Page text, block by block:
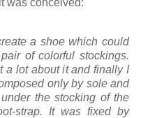
was conceived:
a shoe which could
of colorful stockings.
a lot about it and finally I
only by sole and
the stocking of the
strap. It was fixed by